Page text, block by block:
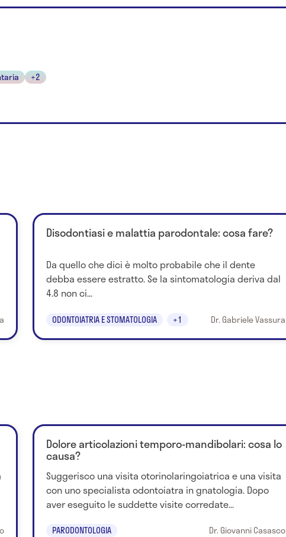
+2
Disodontiasi e malattia parodontale: cosa fare?
Da quello che dici è molto probabile che il dente
debba essere estratto. Se la sintomatologia deriva dal
4.8 non ci...
ODONTOIATRIA E STOMATOLOGIA +1 Dr. Gabriele Vassura
Dolore articolazioni temporo-mandibolari: cosa lo
causa?
Suggerisco una visita otorinolaringoiatrica e una visita
con uno specialista odontoiatra in gnatologia. Dopo
aver eseguito le suddette visite corredate...
PARODONTOLOGIA Dr. Giovanni Casasco